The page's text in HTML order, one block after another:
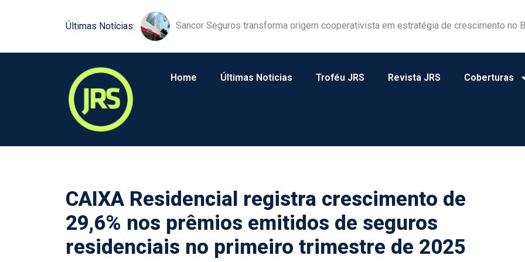
Últimas Notícias: Sancor Seguros transforma origem cooperativista em estratégia de crescimento no
Comunicação próxima e atuação consistente rendem homenagens ao JRS
Home Últimas Noticias Troféu JRS Revista JRS Coberturas
CAIXA Residencial registra crescimento de
29,6% nos prêmios emitidos de seguros
residenciais no primeiro trimestre de 2025